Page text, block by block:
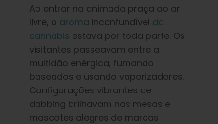
Ao entrar na animada praça ao ar
livre, o aroma inconfundível da
cannabis estava por toda parte. Os
visitantes passeavam entre a
multidão enérgica, fumando
baseados e usando vaporizadores.
Configurações vibrantes de
dabbing brilhavam nas mesas e
mascotes alegres de marcas